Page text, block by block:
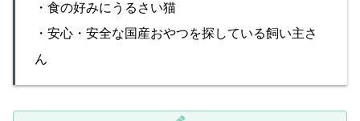
・食の好みにうるさい猫
・安心・安全な国産おやつを探している飼い主さ
ん